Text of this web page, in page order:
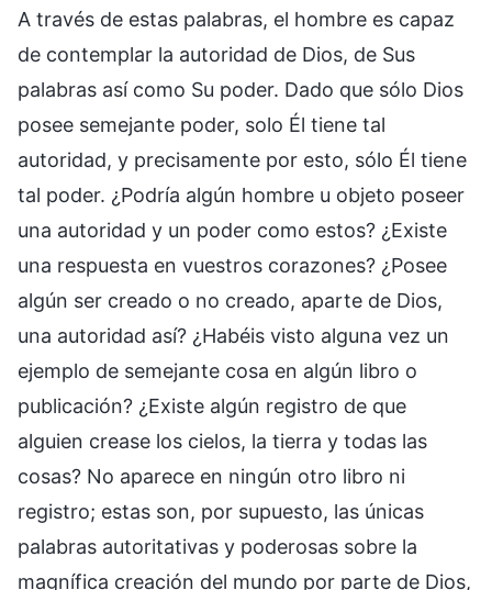
A través de estas palabras, el hombre es capaz
de contemplar la autoridad de Dios, de Sus
palabras así como Su poder. Dado que sólo Dios
posee semejante poder, solo Él tiene tal
autoridad, y precisamente por esto, sólo Él tiene
tal poder. ¿Podría algún hombre u objeto poseer
una autoridad y un poder como estos? ¿Existe
una respuesta en vuestros corazones? ¿Posee
algún ser creado o no creado, aparte de Dios,
una autoridad así? ¿Habéis visto alguna vez un
ejemplo de semejante cosa en algún libro o
publicación? ¿Existe algún registro de que
alguien crease los cielos, la tierra y todas las
cosas? No aparece en ningún otro libro ni
registro; estas son, por supuesto, las únicas
palabras autoritativas y poderosas sobre la
magnífica creación del mundo por parte de Dios,